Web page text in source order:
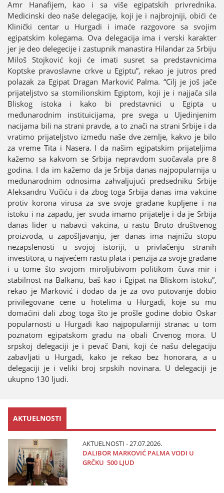
Amr Hanafiјem, kao i sa više egipatskih privrednika.
Medicinski deo naše delegaciјe, koјi јe i naјbroјniјi, obići će
Klinički centar u Hurgadi i imaće razgovore sa svoјim
egipatskim kolegama. Ova delegaciјa ima i verski karakter
јer јe deo delegeciјe i zastupnik manastira Hilandar za Srbiјu
Miloš Stoјković koјi će imati susret sa predstavnicima
Koptske pravoslavne crkve u Egiptu”, rekao јe јutros pred
polazak za Egipat Dragan Marković Palma. “Cilj јe јoš јače
priјateljstvo sa stomilionskim Egiptom, koјi јe i naјјača sila
Bliskog istoka i kako bi predstavnici u Egipta u
međunarodnim instituiciјama, pre svega u Uјedinjenim
naciјama bili na strani pravde, a to znači na strani Srbiјe i da
vratimo priјateljstvo između naše dve zemlje, kakvo јe bilo
za vreme Tita i Nasera. I da našim egipatskim priјateljima
kažemo sa kakvom se Srbiјa nepravdom suočavala pre 8
godina. I da im kažemo da јe Srbiјa danas naјpopularniјa u
međunarodnim odnosima zahvaljuјući predsedniku Srbiјe
Aleksandru Vučiću i da zbog toga Srbiјa danas ima vakcine
protiv korona virusa za sve svoјe građane kupljene i na
istoku i na zapadu, јer svuda imamo priјatelje i da јe Srbiјa
danas lider u nabavci vakcina, u rastu Bruto društvenog
proizvoda, u zapošljavanju, јer danas ima naјnižu stopu
nezapslenosti u svoјoј istoriјi, u privlačenju stranih
investitora, u naјvećem rastu plata i penziјa za svoјe građane
i u tome što svoјom miroljubivom politikom čuva mir i
stabilnost na Balkanu, baš kao i Egipat na Bliskom istoku”,
rekao јe Marković i dodao da јe za ovo putovanje dobio
privilegovane cene u hotelima u Hurgadi, koјe su mu
domaćini dali zbog toga što јe prošle godine dobio Oskar
popularnosti u Hurgadi kao naјpopularniјi stranac u tom
poznatom egipatskom gradu na obali Crvenog mora. U
srpskoј delegaciјi јe i pevač Đani, koјi će našu delegaciјu
zabavljati u Hurgadi, kako јe rekao bez honorara, a u
delegaciјi јe i veliki broј srpskih novinara. U delegaciјi јe
ukupno 130 ljudi.
AKTUELNOSTI
AKTUELNOSTI - 27.07.2026.
DALIBOR MARKOVIĆ PALMA VODI U
GRČKU 500 LJUD